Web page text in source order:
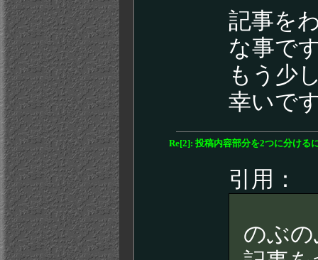
記事を
な事で
もう少
幸いで
Re[2]: 投稿内容部分を2つに分ける
引用：
のぶ